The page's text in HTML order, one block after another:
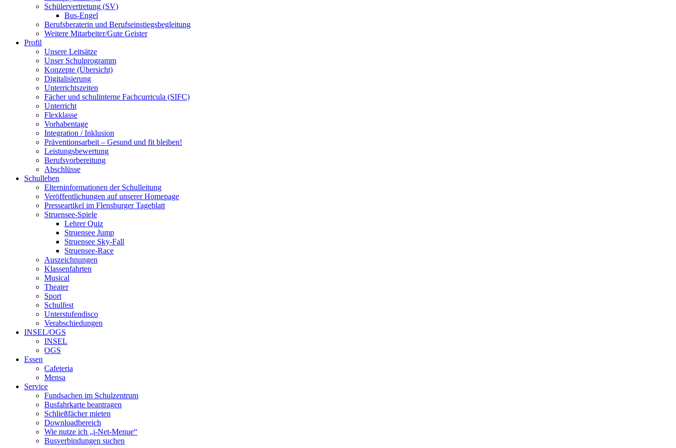
Schülervertretung (SV)
Bus-Engel
Berufsberaterin und Berufseinstiegsbegleitung
Weitere Mitarbeiter/Gute Geister
Profil
Unsere Leitsätze
Unser Schulprogramm
Konzepte (Übersicht)
Digitalisierung
Unterrichtszeiten
Fächer und schulinterne Fachcurricula (SIFC)
Unterricht
Flexklasse
Vorhabentage
Integration / Inklusion
Präventionsarbeit – Gesund und fit bleiben!
Leistungsbewertung
Berufsvorbereitung
Abschlüsse
Schulleben
Elterninformationen der Schulleitung
Veröffentlichungen auf unserer Homepage
Presseartikel im Flensburger Tageblatt
Struensee-Spiele
Lehrer Quiz
Struensee Jump
Struensee Sky-Fall
Struensee-Race
Auszeichnungen
Klassenfahrten
Musical
Theater
Sport
Schulfest
Unterstufendisco
Verabschiedungen
INSEL/OGS
INSEL
OGS
Essen
Cafeteria
Mensa
Service
Fundsachen im Schulzentrum
Busfahrkarte beantragen
Schließfächer mieten
Downloadbereich
Wie nutze ich „i-Net-Menue“
Busverbindungen suchen